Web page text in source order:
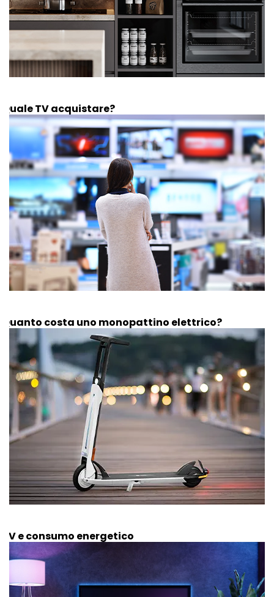
Quale TV acquistare?
Quanto costa uno monopattino elettrico?
TV e consumo energetico